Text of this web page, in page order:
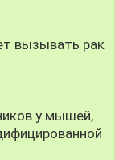
вызывать рак
у мышей,